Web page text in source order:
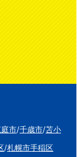
市/千歳市/苫小
/札幌市手稲区